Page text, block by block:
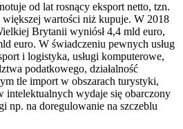
od lat rosnący eksport netto, tzn.
wartości niż kupuje. W 2018
Brytanii wyniósł 4,4 mld euro,
euro. W świadczeniu pewnych usług
i logistyka, usługi komputerowe,
podatkowego, działalność
tle import w obszarach turystyki,
intelektualnych wydaje się obarczony
np. na doregulowanie na szczeblu